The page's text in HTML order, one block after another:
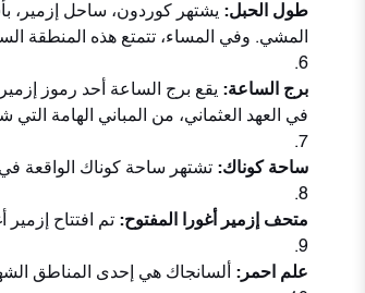
طول الحبل: يشتهر كوردون، ساحل إزمير،
المشي. وفي المساء، تتمتع هذه المنطقة
برج الساعة: يقع برج الساعة أحد رموز
في العهد العثماني، من المباني الهامة التي
ساحة كوناك: تشتهر ساحة كوناك الواقعة
متحف إزمير أغورا المفتوح: تم افتتاح إزمير
علم احمر: ألسانجاك هي إحدى المناطق